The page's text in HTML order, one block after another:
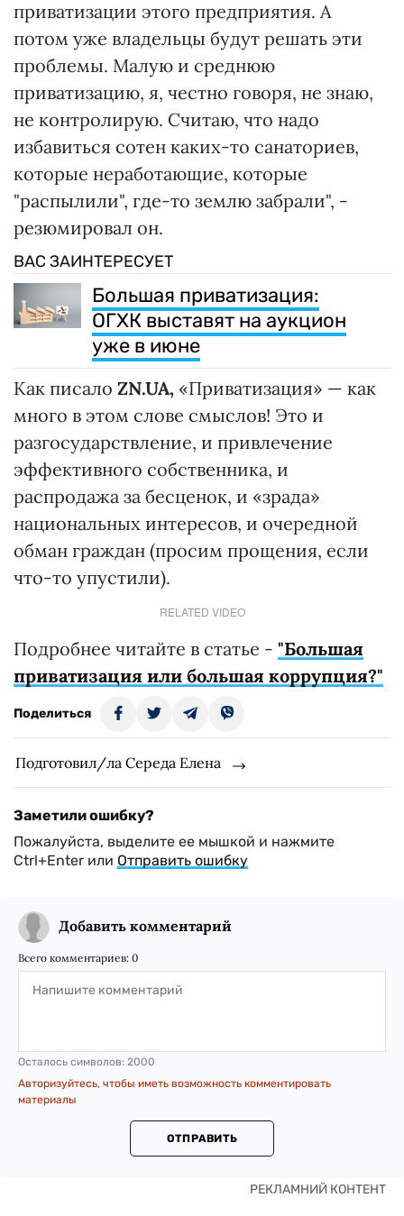
приватизации этого предприятия. А
потом уже владельцы будут решать эти
проблемы. Малую и среднюю
приватизацию, я, честно говоря, не знаю,
не контролирую. Считаю, что надо
избавиться сотен каких-то санаториев,
которые неработающие, которые
"распылили", где-то землю забрали", -
резюмировал он.
ВАС ЗАИНТЕРЕСУЕТ
Большая приватизация:
ОГХК выставят на аукцион
уже в июне
Как писало ZN.UA, «Приватизация» — как
много в этом слове смыслов! Это и
разгосударствление, и привлечение
эффективного собственника, и
распродажа за бесценок, и «зрада»
национальных интересов, и очередной
обман граждан (просим прощения, если
что-то упустили).
RELATED VIDEO
Подробнее читайте в статье - "Большая
приватизация или большая коррупция?"
Поделиться
Подготовил/ла Середа Елена
Заметили ошибку?
Пожалуйста, выделите ее мышкой и нажмите
Ctrl+Enter или Отправить ошибку
Добавить комментарий
Всего комментариев: 0
Осталось символов: 2000
Авторизуйтесь, чтобы иметь возможность комментировать
материалы
ОТПРАВИТЬ